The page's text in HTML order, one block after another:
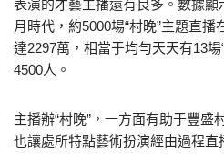
表演的才藝主播還有良多。數據顯
月時代，約5000場“村晚”主題直
達2297萬，相當于均勻天天有13
4500人。
主播辦“村晚”，一方面有助于豐盛
也讓處所特點藝術扮演經由過程